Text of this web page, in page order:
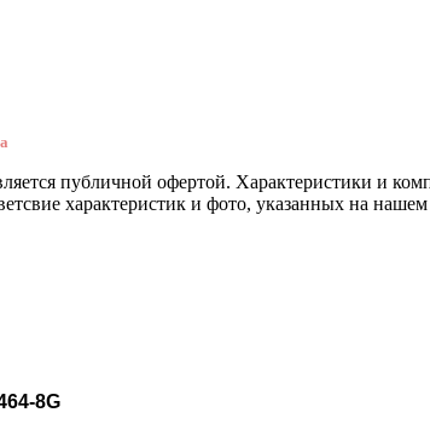
публичной офертой. Характеристики и
характеристик и фото, указанных на
8G